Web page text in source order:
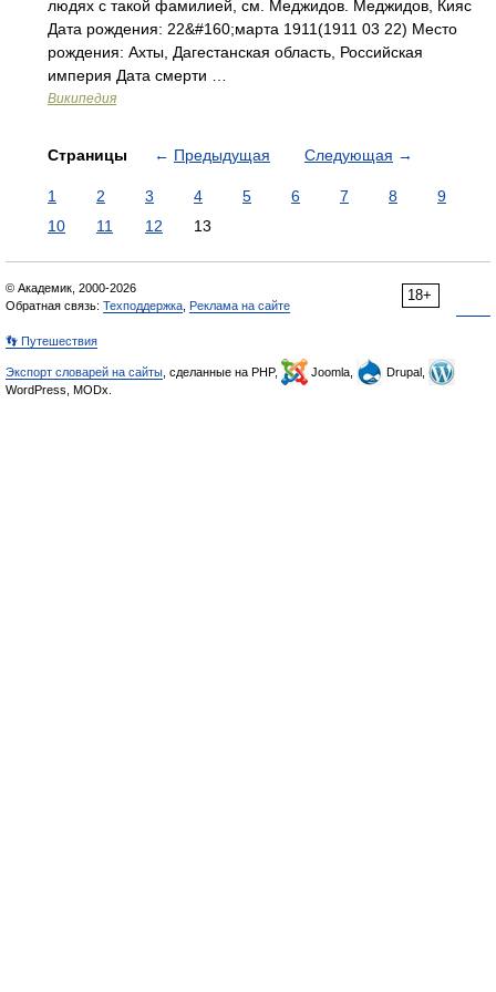
людях с такой фамилией, см. Меджидов. Меджидов, Кияс
Дата рождения: 22&#160;марта 1911(1911 03 22) Место
рождения: Ахты, Дагестанская область, Российская
империя Дата смерти …
Википедия
Страницы ← Предыдущая Следующая →
1 2 3 4 5 6 7 8
9
10
11 12 13
18+
© Академик, 2000-2026
Обратная связь: Техподдержка Реклама на сайте
👣 Путешествия
Экспорт словарей на сайты , сделанные на PHP, Joomla,
Drupal,
WordPress, MODx.